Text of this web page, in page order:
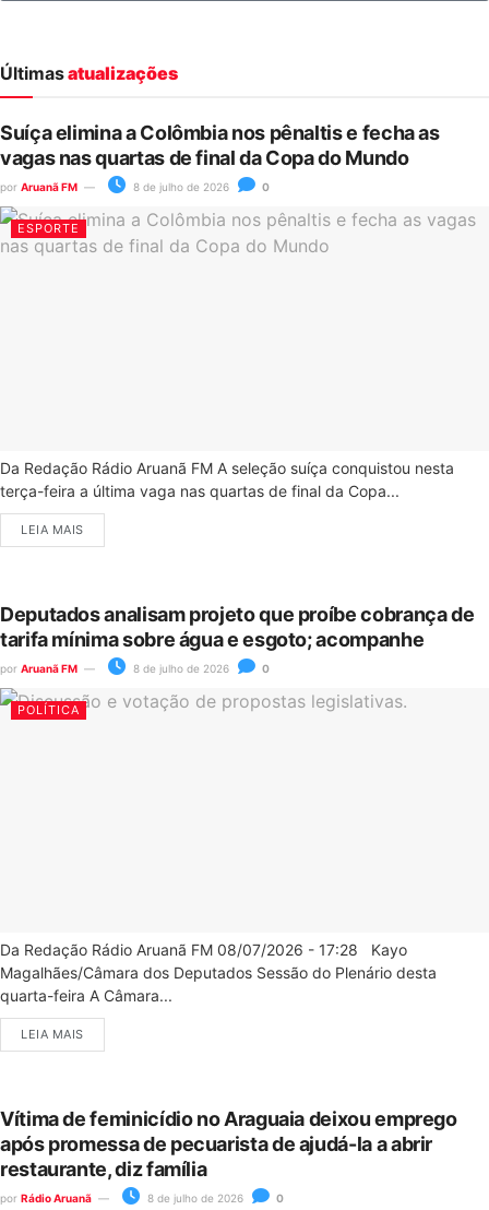
Últimasatualizações
Suíça elimina a Colômbia nos pênaltis e fecha as
vagas nas quartas de final da Copa do Mundo
por Aruanã FM 8 de julho de 2026 0
ESPORTE
Da Redação Rádio Aruanã FM A seleção suíça conquistou nesta
terça-feira a última vaga nas quartas de final da Copa...
LEIA MAIS
Deputados analisam projeto que proíbe cobrança de
tarifa mínima sobre água e esgoto; acompanhe
por Aruanã FM 8 de julho de 2026 0
POLÍTICA
Da Redação Rádio Aruanã FM 08/07/2026 - 17:28 Kayo
Magalhães/Câmara dos Deputados Sessão do Plenário desta
quarta-feira A Câmara...
LEIA MAIS
Vítima de feminicídio no Araguaia deixou emprego
após promessa de pecuarista de ajudá-la a abrir
restaurante, diz família
por Rádio Aruanã 8 de julho de 2026 0